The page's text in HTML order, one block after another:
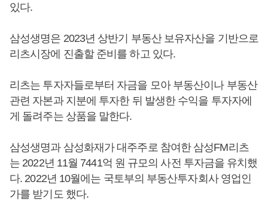
있다.
삼성생명은 2023년 상반기 부동산 보유자산을 기반으로
리츠시장에 진출할 준비를 하고 있다.
리츠는 투자자들로부터 자금을 모아 부동산이나 부동산
관련 자본과 지분에 투자한 뒤 발생한 수익을 투자자에
게 돌려주는 상품을 말한다.
삼성생명과 삼성화재가 대주주로 참여한 삼성FM리츠
는 2022년 11월 7441억 원 규모의 사전 투자금을 유치했
다. 2022년 10월에는 국토부의 부동산투자회사 영업인
가를 받기도 했다.